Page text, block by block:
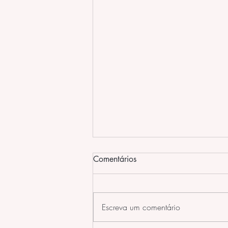
Comentários
Escreva um comentário